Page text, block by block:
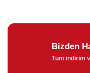
Bizden
Tüm indirim